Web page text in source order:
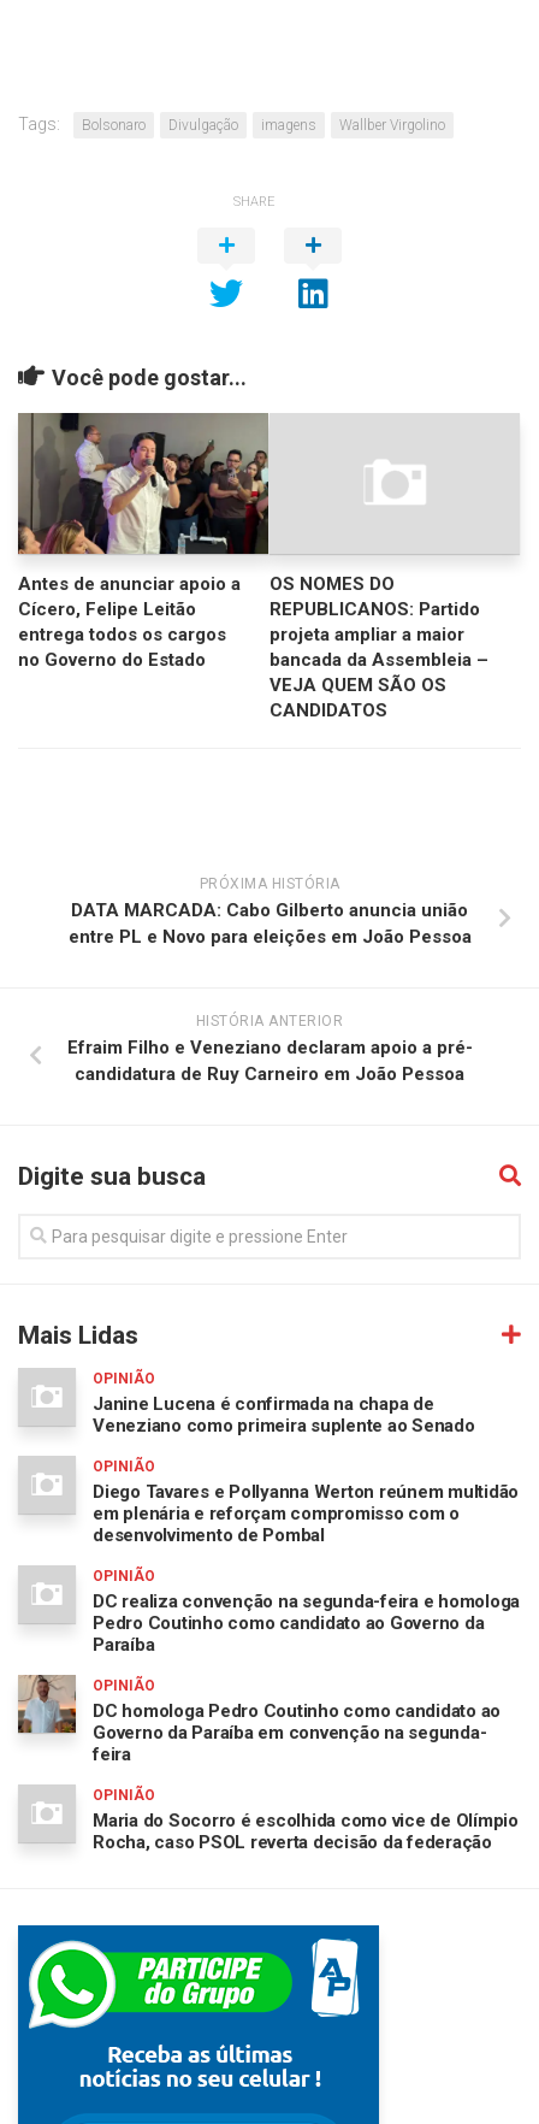
Tags: Bolsonaro Divulgação imagens Wallber Virgolino
SHARE
Você pode gostar...
Antes de anunciar apoio a
Cícero, Felipe Leitão
entrega todos os cargos
no Governo do Estado
OS NOMES DO
REPUBLICANOS: Partido
projeta ampliar a maior
bancada da Assembleia –
VEJA QUEM SÃO OS
CANDIDATOS
PRÓXIMA HISTÓRIA
DATA MARCADA: Cabo Gilberto anuncia união
entre PL e Novo para eleições em João Pessoa
HISTÓRIA ANTERIOR
Efraim Filho e Veneziano declaram apoio a pré-
candidatura de Ruy Carneiro em João Pessoa
Digite sua busca
Mais Lidas
OPINIÃO
Janine Lucena é confirmada na chapa de
Veneziano como primeira suplente ao Senado
OPINIÃO
Diego Tavares e Pollyanna Werton reúnem multidão
em plenária e reforçam compromisso com o
desenvolvimento de Pombal
OPINIÃO
DC realiza convenção na segunda-feira e homologa
Pedro Coutinho como candidato ao Governo da
Paraíba
OPINIÃO
DC homologa Pedro Coutinho como candidato ao
Governo da Paraíba em convenção na segunda-
feira
OPINIÃO
Maria do Socorro é escolhida como vice de Olímpio
Rocha, caso PSOL reverta decisão da federação